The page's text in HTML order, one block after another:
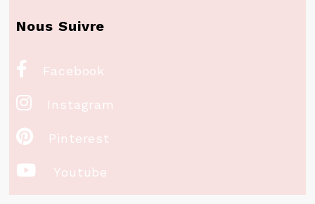
Nous Suivre
 Facebook
 Instagram
 Pinterest
 Youtube